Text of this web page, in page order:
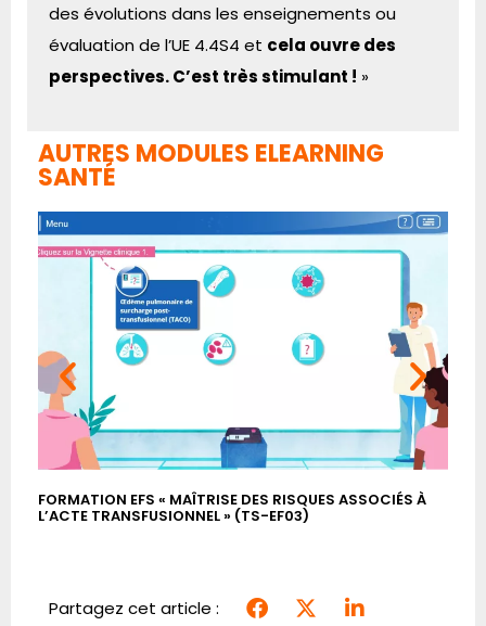
des évolutions dans les enseignements ou
évaluation de l’UE 4.4S4 et cela ouvre des
perspectives. C’est très stimulant ! »
AUTRES MODULES ELEARNING
SANTÉ
FORMATION EFS « MAÎTRISE DES RISQUES ASSOCIÉS À
L’ACTE TRANSFUSIONNEL » (TS-EF03)
Partagez cet article :